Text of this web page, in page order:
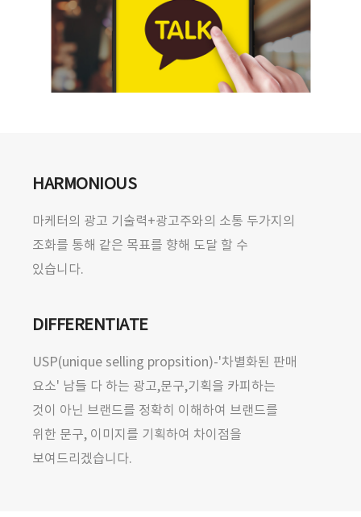
HARMONIOUS
마케터의 광고 기술력+광고주와의 소통 두가지의
조화를 통해 같은 목표를 향해 도달 할 수
있습니다.
DIFFERENTIATE
USP(unique selling propsition)-'차별화된 판매
요소' 남들 다 하는 광고,문구,기획을 카피하는
것이 아닌 브랜드를 정확히 이해하여 브랜드를
위한 문구, 이미지를 기획하여 차이점을
보여드리겠습니다.